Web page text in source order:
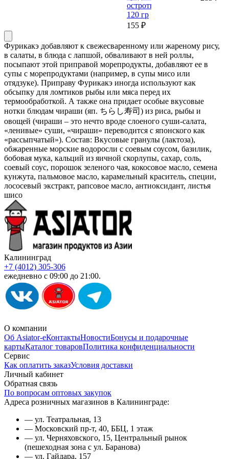
остроты,
120 гр
155 ₽
Фурикакэ добавляют к свежесваренному или жареному рису,
в салаты, в блюда с лапшой, обваливают в ней роллы,
посыпают этой приправой морепродукты, добавляют ее в
супы с морепродуктами (например, в супы мисо или
отядзуке). Приправу Фурикакэ иногда используют как
обсыпку для ломтиков рыбы или мяса перед их
термообработкой. А также она придает особые вкусовые
нотки блюдам чираши (яп. ちらし寿司) из риса, рыбы и
овощей (чираши – это нечто вроде слоеного суши-салата,
«ленивые» суши, «чираши» переводится с японского как
«рассыпчатый»). Состав: Вкусовые гранулы (лактоза),
обжаренные морские водоросли с соевым соусом, базилик,
бобовая мука, кальций из яичной скорлупы, сахар, соль,
соевый соус, порошок зеленого чая, кокосовое масло, семена
кунжута, пальмовое масло, карамельный краситель, специи,
лососевый экстракт, рапсовое масло, антиоксидант, листья
шисо
Калининград
+7 (4012) 305-306
ежедневно с 09:00 до 21:00.
О компании
Об Asiator-еКонтактыНовостиБонусы и подарочные
картыКаталог товаровПолитика конфиденциальности
Сервис
Как оплатить заказУсловия доставки
Личный кабинет
Обратная связь
По вопросам оптовых закупок
Адреса розничных магазинов в Калининграде:
— ул. Театральная, 13
— Московский пр-т, 40, ББЦ, 1 этаж
— ул. Черняховского, 15, Центральный рынок
(пешеходная зона с ул. Баранова)
— ул. Гайдара, 157